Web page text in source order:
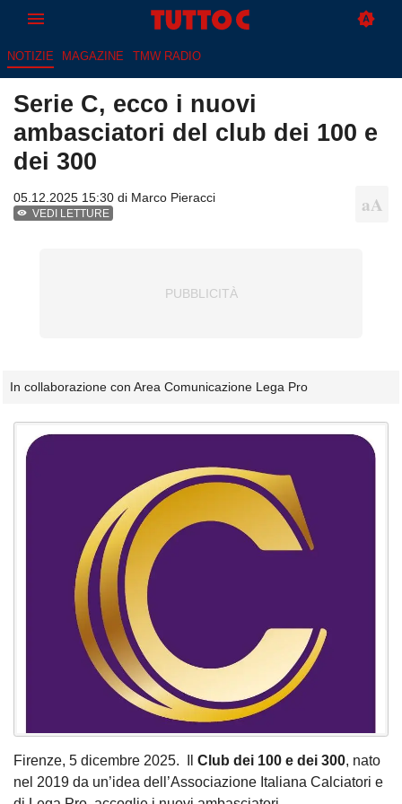
NOTIZIE MAGAZINE TMW RADIO
Serie C, ecco i nuovi
ambasciatori del club dei 100 e
dei 300
05.12.2025 15:30 di Marco Pieracci
VEDI LETTURE
In collaborazione con Area Comunicazione Lega Pro
Firenze, 5 dicembre 2025. Il Club dei 100 e dei 300, nato
nel 2019 da un’idea dell’Associazione Italiana Calciatori e